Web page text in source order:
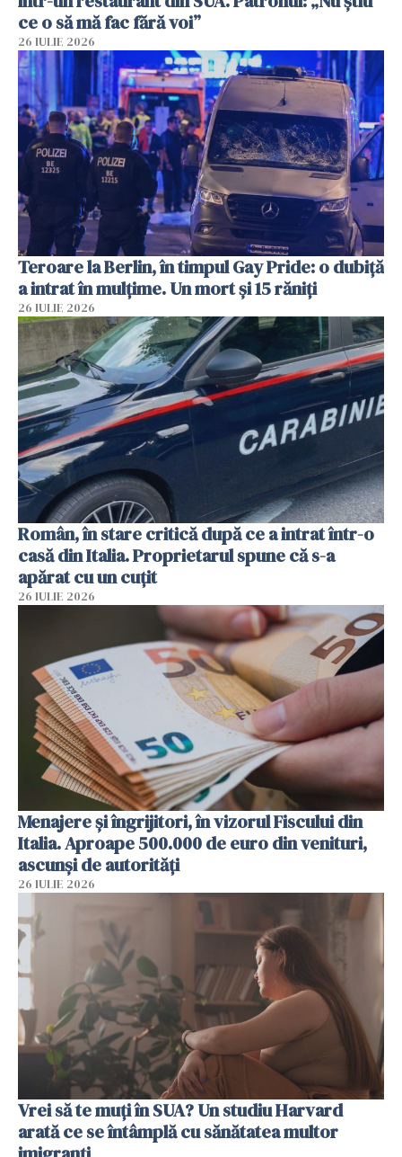
ce o să mă fac fără voi”
26 IULIE 2026
Teroare la Berlin, în timpul Gay Pride: o dubiță
a intrat în mulțime. Un mort și 15 răniți
26 IULIE 2026
Român, în stare critică după ce a intrat într-o
casă din Italia. Proprietarul spune că s-a
apărat cu un cuțit
26 IULIE 2026
Menajere și îngrijitori, în vizorul Fiscului din
Italia. Aproape 500.000 de euro din venituri,
ascunși de autorități
26 IULIE 2026
Vrei să te muți în SUA? Un studiu Harvard
arată ce se întâmplă cu sănătatea multor